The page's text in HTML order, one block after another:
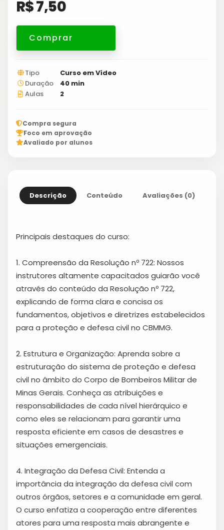
R$ 7,50
Comprar
Tipo
Curso em Vídeo
Duração
40 min
Aulas
2
Compra segura
Foco em aprovação
Avaliado por alunos
Descrição Conteúdo Avaliações (0)
Principais destaques do curso:
1. Compreensão da Resolução nº 722: Nossos
instrutores altamente capacitados guiarão você
através do conteúdo da Resolução nº 722,
explicando de forma clara e concisa os
fundamentos, objetivos e diretrizes estabelecidos
para a proteção e defesa civil no CBMMG.
2. Estrutura e Organização: Aprenda sobre a
estruturação do sistema de proteção e defesa
civil no âmbito do Corpo de Bombeiros Militar de
Minas Gerais. Conheça as atribuições e
responsabilidades de cada nível hierárquico e
como eles se relacionam para garantir uma
resposta eficiente em casos de desastres e
situações emergenciais.
4. Integração da Defesa Civil: Entenda a
importância da integração da defesa civil com
outros órgãos, setores e a comunidade em geral.
O curso enfatiza a cooperação entre diferentes
atores para uma resposta mais abrangente e